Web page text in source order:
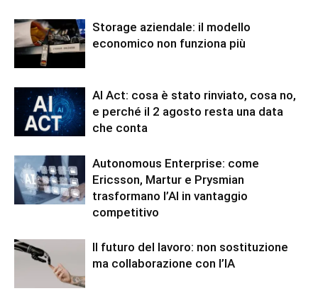
Storage aziendale: il modello
economico non funziona più
AI Act: cosa è stato rinviato, cosa no,
e perché il 2 agosto resta una data
che conta
Autonomous Enterprise: come
Ericsson, Martur e Prysmian
trasformano l’AI in vantaggio
competitivo
Il futuro del lavoro: non sostituzione
ma collaborazione con l’IA